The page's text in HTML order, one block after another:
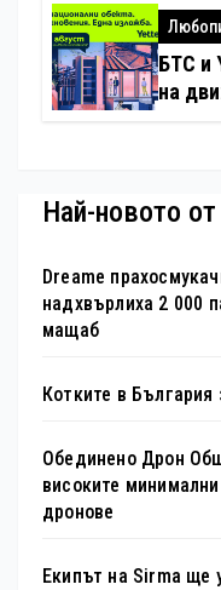
БТС и
на
Най-новото
Dreame
надхвърлиха 2 000
мащаб
Котките в
Обединено Дрон
високите
дронове
Екипът на Sirma ще